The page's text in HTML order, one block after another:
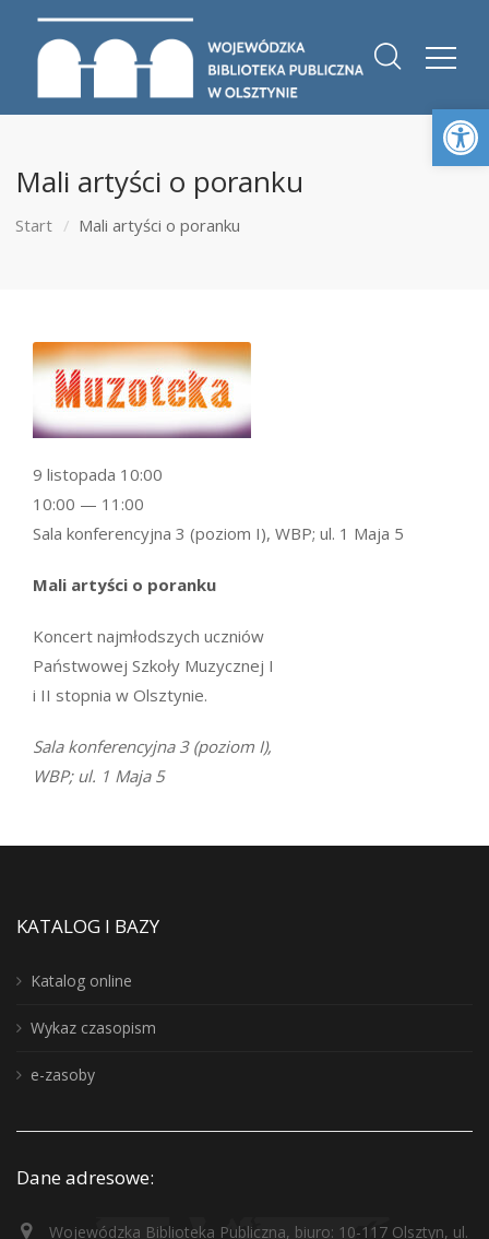
Mali artyści o poranku
Start Mali artyści o poranku
Mali artyści o poranku
Koncert najmłodszych uczniów
Państwowej Szkoły Muzycznej I
i II stopnia w Olsztynie.
Sala konferencyjna 3 (poziom I),
WBP; ul. 1 Maja 5
9 listopada 10:00
10:00 — 11:00
Sala konferencyjna 3 (poziom I), WBP; ul. 1 Maja 5
KATALOG I BAZY
Katalog online
Wykaz czasopism
e-zasoby
Dane adresowe:
Wojewódzka Biblioteka Publiczna, biuro: 10-117 Olsztyn, ul.